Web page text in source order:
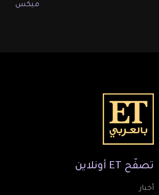
ميكس
تصفّح ET أونلاين
أخبار